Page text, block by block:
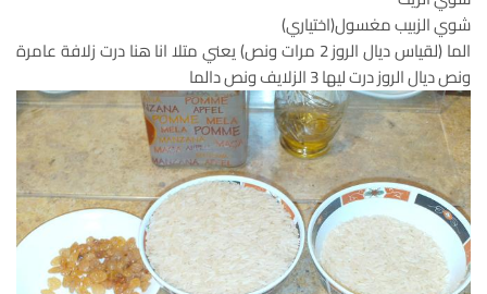
شوي الزبيب مغسول(اختياري)
الما (لقياس ديال الروز 2 مرات ونص) يعني متلا انا هنا درت زلافة عامرة
ونص ديال الروز درت ليها 3 الزلايف ونص دالما